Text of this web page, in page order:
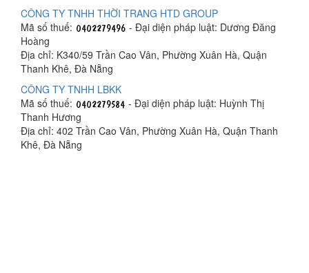
CÔNG TY TNHH THỜI TRANG HTD GROUP
Mã số thuế:
- Đại diện pháp luật: Dương Đăng
Hoàng
Địa chỉ: K340/59 Trần Cao Vân, Phường Xuân Hà, Quận
Thanh Khê, Đà Nẵng
CÔNG TY TNHH LBKK
Mã số thuế:
- Đại diện pháp luật: Huỳnh Thị
Thanh Hương
Địa chỉ: 402 Trần Cao Vân, Phường Xuân Hà, Quận Thanh
Khê, Đà Nẵng